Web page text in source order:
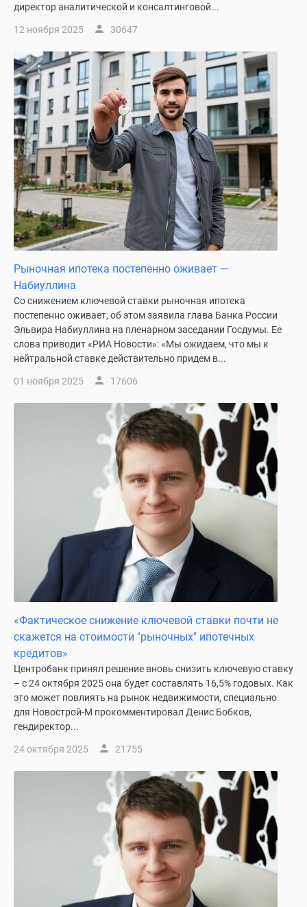
директор аналитической и консалтинговой...
12 ноября 2025 30647
Рыночная ипотека постепенно оживает —
Набиуллина
Со снижением ключевой ставки рыночная ипотека
постепенно оживает, об этом заявила глава Банка России
Эльвира Набиуллина на пленарном заседании Госдумы. Ее
слова приводит «РИА Новости»: «Мы ожидаем, что мы к
нейтральной ставке действительно придем в...
01 ноября 2025 17606
«Фактическое снижение ключевой ставки почти не
скажется на стоимости "рыночных" ипотечных
кредитов»
Центробанк принял решение вновь снизить ключевую ставку
– с 24 октября 2025 она будет составлять 16,5% годовых. Как
это может повлиять на рынок недвижимости, специально
для Новострой-М прокомментировал Денис Бобков,
гендиректор...
24 октября 2025 21755